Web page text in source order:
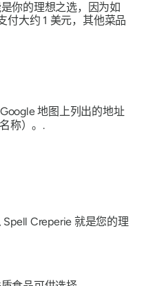
你的理想之选，因为如
付大约 1 美元，其他菜品
地图上列出的地址
称）。.
Creperie 就是您的理